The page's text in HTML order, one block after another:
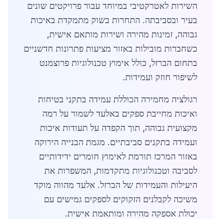
השירות לאטרקטיבי במיוחד עבור פרויקטים שונים
בעיר ובסביבתה. התחרות בשוק מתמקדת באיכות
גבוהה, זמינות מהירה ושירות מותאם אישית,
כשחברות מובילות באזור מציעות פתרונות חדשניים
בתחום הברזל, כולל אימוץ טכנולוגיות פרוצמנט
לשיפור חוזק ועמידות.
רגולציה מחמירה הכוללת עמידה בתקני בטיחות
ואיכות מחייבת ספקים באלעד לשמור על רמה
מקצועית גבוהה, תוך הקפדה על תעודות איכות
ועמידה בתקנים סביבתיים. מגמת הבנייה הירוקה
באזור המרכז תורמת לאימוץ חומרים ידידותיים
לסביבה וטכנולוגיות מתקדמות, המשפרות את
היעילות והעמידות של הברזל. אלעד מהווה מוקד
משיכה לקבלנים הזקוקים לספקים גמישים עם
יכולת אספקה מהירה ומותאמת אישית.